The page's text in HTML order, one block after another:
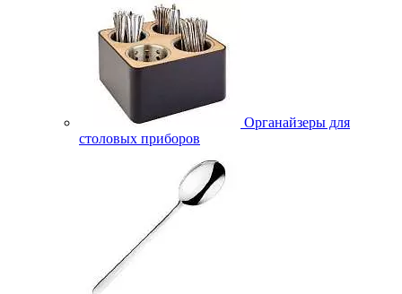
Органайзеры для
столовых приборов